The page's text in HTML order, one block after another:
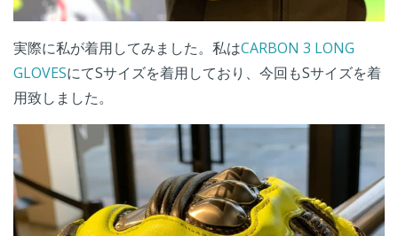
実際に私が着用してみました。私はCARBON 3 LONG
GLOVESにてSサイズを着用しており、今回もSサイズを着
用致しました。